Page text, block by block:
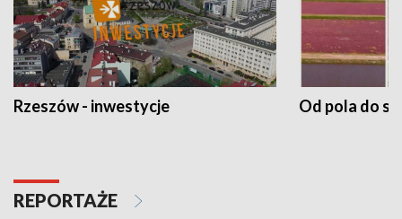
Rzeszów - inwestycje Od pola do
REPORTAŻE